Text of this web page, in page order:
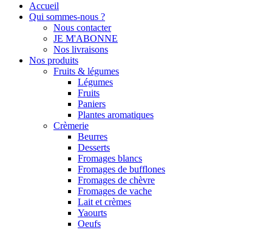
Accueil
Qui sommes-nous ?
Nous contacter
JE M'ABONNE
Nos livraisons
Nos produits
Fruits & légumes
Légumes
Fruits
Paniers
Plantes aromatiques
Crèmerie
Beurres
Desserts
Fromages blancs
Fromages de bufflones
Fromages de chèvre
Fromages de vache
Lait et crèmes
Yaourts
Oeufs